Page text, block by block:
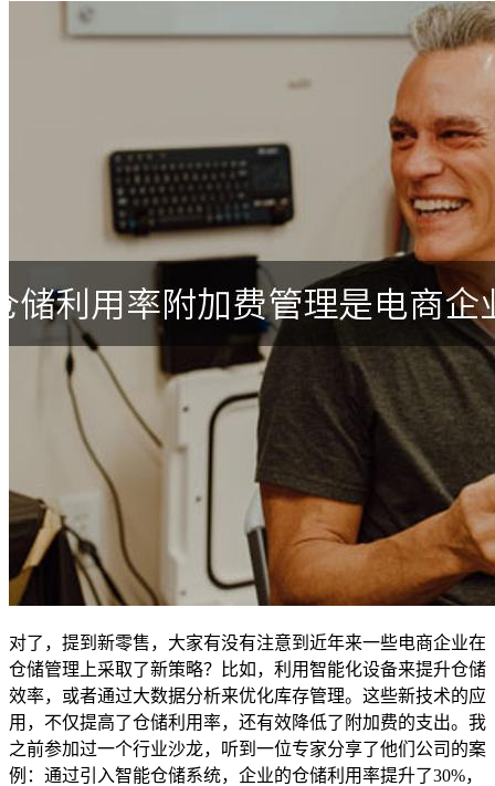
对了，提到新零售，大家有没有注意到近年来一些电商企业在
仓储管理上采取了新策略？比如，利用智能化设备来提升仓储
效率，或者通过大数据分析来优化库存管理。这些新技术的应
用，不仅提高了仓储利用率，还有效降低了附加费的支出。我
之前参加过一个行业沙龙，听到一位专家分享了他们公司的案
例：通过引入智能仓储系统，企业的仓储利用率提升了30%，